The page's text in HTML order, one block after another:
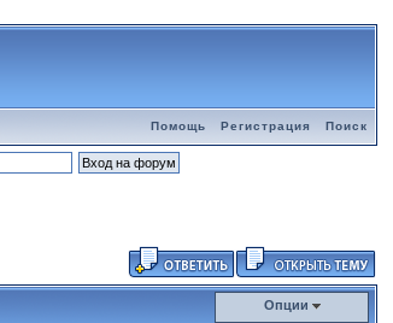
Помощь Регистрация Поиск
Опции